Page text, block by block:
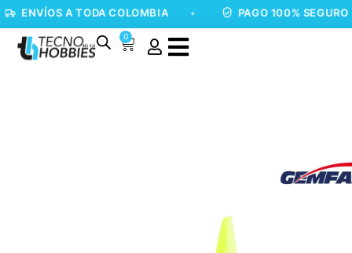
A TODA COLOMBIA • PAGO 100% SEGURO •
0